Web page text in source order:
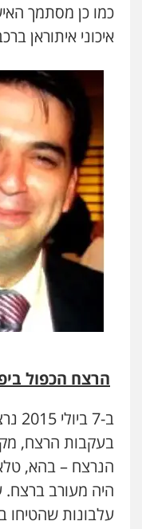
כמו כן מסתמך
איכוני איתוראן
הרצח הכפול
ב-
בעקבות הרצח,
הנרצח – בהא,
היה מעורב
עלבונות שהטיחו